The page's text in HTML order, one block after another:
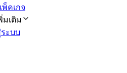
คเกจ
มเติม
ระบบ